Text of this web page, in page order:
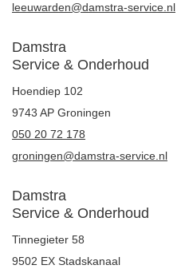
leeuwarden@damstra-service.nl
Damstra
Service & Onderhoud
Hoendiep 102
9743 AP Groningen
050 20 72 178
groningen@damstra-service.nl
Damstra
Service & Onderhoud
Tinnegieter 58
9502 EX Stadskanaal